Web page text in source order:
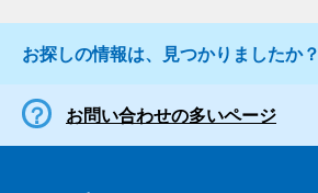
お探しの情報は、見つかりましたか？
お問い合わせの多いページ